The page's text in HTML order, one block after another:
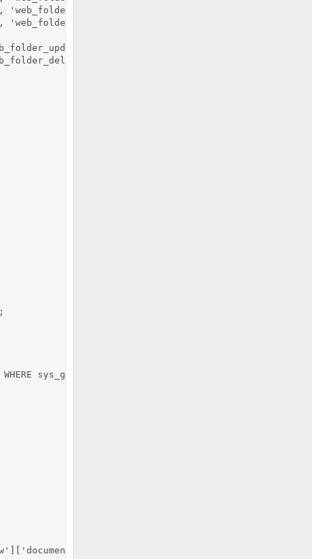
'web_folder_user');
'web_folder_user');
sys_group.groupid =
. '/' . $web_folder . '/');